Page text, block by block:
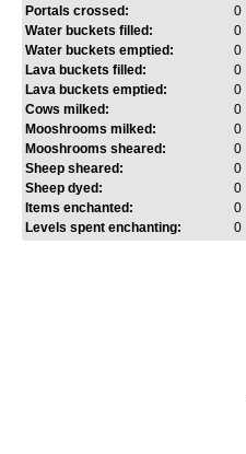
Portals crossed:
0
Water buckets filled:
0
Water buckets emptied:
0
Lava buckets filled:
0
Lava buckets emptied:
0
Cows milked:
0
Mooshrooms milked:
0
Mooshrooms sheared:
0
Sheep sheared:
0
Sheep dyed:
0
Items enchanted:
0
Levels spent enchanting:
0